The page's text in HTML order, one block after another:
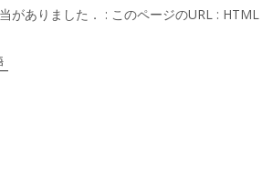
がありました． : このページのURL : HTML